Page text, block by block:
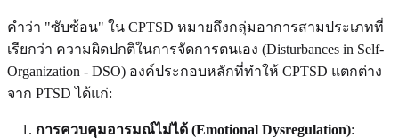
คำว่า "ซับซ้อน" ใน CPTSD หมายถึงกลุ่มอาการสามประเภทที่
เรียกว่า ความผิดปกติในการจัดการตนเอง (Disturbances in Self-
Organization - DSO) องค์ประกอบหลักที่ทำให้ CPTSD แตกต่าง
จาก PTSD ได้แก่:
การควบคุมอารมณ์ไม่ได้ (Emotional Dysregulation):